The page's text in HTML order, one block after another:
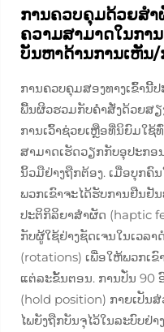
ການຄວບຄຸມດ້ວຍສ
ຄວາມສາມາດໃນກາ
ບັນຫາດ້ານການເຫັນ
ການຄວບຄຸມສອງທາງເຂົ້າ
ພື້ນຜິວຮວມກັບຄຳສັ່ງດ້ວຍສຽ
ການເວົ້າຊ່ວຍເຫຼືອທີ່ນິຍົມໃຊ້
ສາມາດເຮັດວຽກກັບອຸປະກອ
ນິ້ວມືຢ່າງຖືກຕ້ອງ. ເມື່ອບຸກ
ພວກເຂົາຈະໄດ້ຮັບການຢືນຢັ
ປະຕິກິລິຍາສຳຜັດ (haptic
ກັບຜູ້ໃຊ້ຢ່າງຊັດເຈນໃນເວລາ
(rotations) ເພື່ອໃຫ້ພວກເ
ແຕ່ລະຂັ້ນຕອນ. ການປັ່ນ 90
(hold position) ກາຍເປັນ
ໄພຍັງຖືກບັນຈຸໄວ້ໃນລະບົບຢ່